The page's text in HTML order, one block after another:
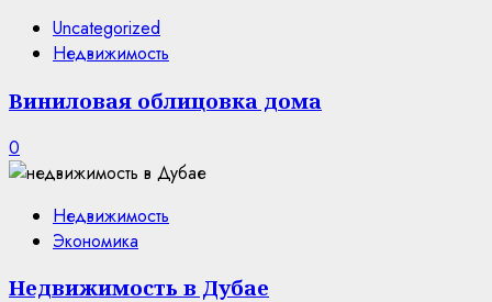
Uncategorized
Недвижимость
Виниловая облицовка дома
0
Недвижимость
Экономика
Недвижимость в Дубае